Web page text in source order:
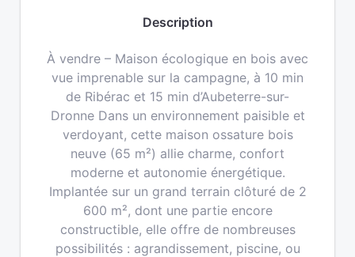
Description
À vendre – Maison écologique en bois avec
vue imprenable sur la campagne, à 10 min
de Ribérac et 15 min d’Aubeterre-sur-
Dronne Dans un environnement paisible et
verdoyant, cette maison ossature bois
neuve (65 m²) allie charme, confort
moderne et autonomie énergétique.
Implantée sur un grand terrain clôturé de 2
600 m², dont une partie encore
constructible, elle offre de nombreuses
possibilités : agrandissement, piscine, ou